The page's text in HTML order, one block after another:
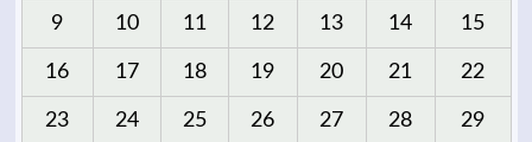
9 10 11 12 13 14 15
16 17 18 19 20 21 22
23 24 25 26 27 28 29